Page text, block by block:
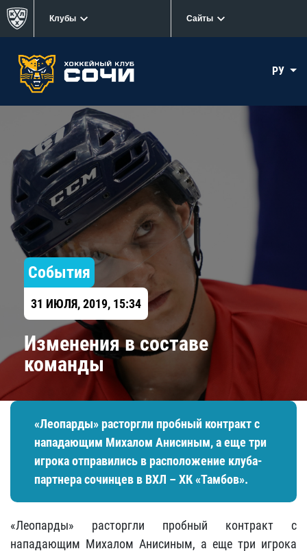
Клубы Сайты
РУ
События
31 ИЮЛЯ, 2019, 15:34
Изменения в составе
команды
«Леопарды» расторгли пробный контракт с
нападающим Михалом Анисиным, а еще три
игрока отправились в расположение клуба-
партнера сочинцев в ВХЛ – ХК «Тамбов».
«Леопарды» расторгли пробный контракт с
нападающим Михалом Анисиным, а еще три игрока